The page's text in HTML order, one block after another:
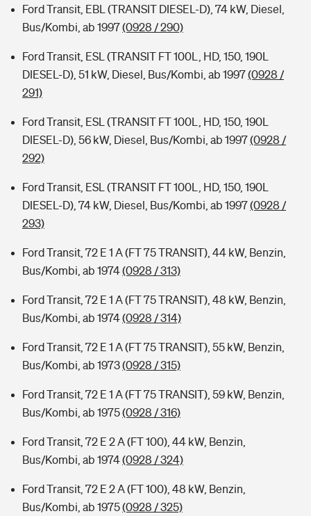
Typklassen: So ist Ihr Auto eingestuft
Ford Transit, EBL (TRANSIT DIESEL-D), 74 kW, Diesel,
Bus/Kombi, ab 1997(0928 / 290)
Ford Transit, ESL (TRANSIT FT 100L, HD, 150, 190L
DIESEL-D), 51 kW, Diesel, Bus/Kombi, ab 1997(0928 /
291)
Ford Transit, ESL (TRANSIT FT 100L, HD, 150, 190L
DIESEL-D), 56 kW, Diesel, Bus/Kombi, ab 1997(0928 /
292)
Ford Transit, ESL (TRANSIT FT 100L, HD, 150, 190L
DIESEL-D), 74 kW, Diesel, Bus/Kombi, ab 1997(0928 /
293)
Ford Transit, 72 E 1 A (FT 75 TRANSIT), 44 kW, Benzin,
Bus/Kombi, ab 1974(0928 / 313)
Ford Transit, 72 E 1 A (FT 75 TRANSIT), 48 kW, Benzin,
Bus/Kombi, ab 1974(0928 / 314)
Ford Transit, 72 E 1 A (FT 75 TRANSIT), 55 kW, Benzin,
Bus/Kombi, ab 1973(0928 / 315)
Ford Transit, 72 E 1 A (FT 75 TRANSIT), 59 kW, Benzin,
Bus/Kombi, ab 1975(0928 / 316)
Ford Transit, 72 E 2 A (FT 100), 44 kW, Benzin,
Bus/Kombi, ab 1974(0928 / 324)
Ford Transit, 72 E 2 A (FT 100), 48 kW, Benzin,
Bus/Kombi, ab 1975(0928 / 325)